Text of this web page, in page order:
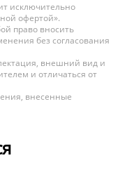
исключительно
офертой».
право вносить
без согласования
внешний вид и
и отличаться от
внесенные